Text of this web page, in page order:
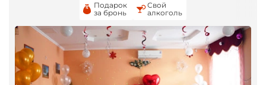
Подарок
за бронь
Свой
алкоголь
*